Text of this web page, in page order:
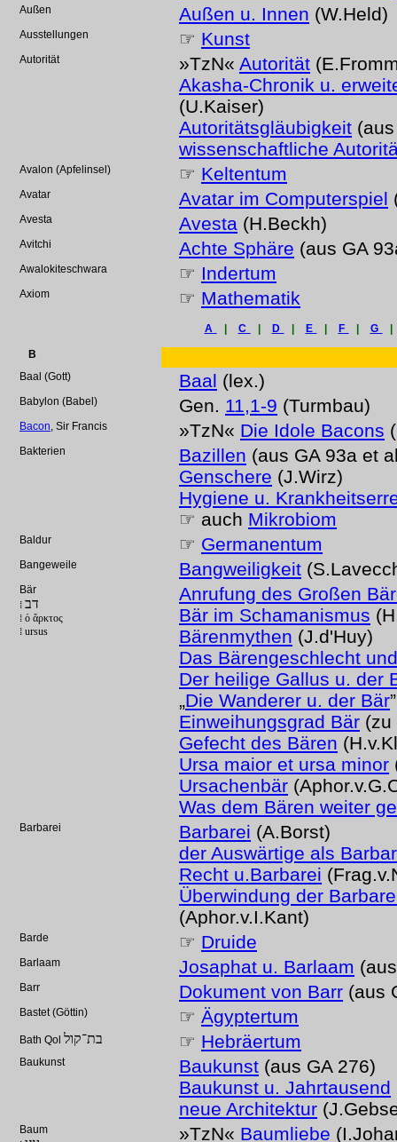
Außen Außen u. Innen (W.Held)
Ausstellungen ☞ Kunst
Autorität »TzN« Autorität
Akasha-Chronik u.
(U.Kaiser)
Autoritätsgläubigkeit
wissenschaftliche
Avalon (Apfelinsel) ☞ Keltentum
Avatar Avatar im Computerspiel
Avesta Avesta (H.Beckh)
Avitchi Achte Sphäre (aus GA
Awalokiteschwara ☞ Indertum
Axiom ☞ Mathematik
A C D E F G
B
Baal (Gott)
Baal (lex.)
Babylon (Babel) Gen. 11,1-9 (Turmbau)
Bacon, Sir Francis »TzN« Die Idole Bacons
Bakterien Bazillen (aus GA 93a et
Genschere (J.Wirz)
Hygiene u.
☞ auch Mikrobiom
Baldur ☞ Germanentum
Bangeweile Bangweiligkeit
Bär
⁞ דב
⁞ ὁ ἄρκτος
⁞ ursus
Anrufung des Großen
Bär im Schamanismus
Bärenmythen (J.d'Huy)
Das Bärengeschlecht
Der heilige Gallus u. der
„Die Wanderer u. der Bär
Einweihungsgrad Bär (zu
Gefecht des Bären
Ursa maior et ursa minor
Ursachenbär
Was dem Bären weiter
Barbarei Barbarei (A.Borst)
der Auswärtige als Barbar
Recht u.Barbarei
Überwindung der
(Aphor.v.I.Kant)
Barde ☞ Druide
Barlaam Josaphat u. Barlaam
Barr Dokument von Barr (aus
Bastet (Göttin) ☞ Ägyptertum
Bath Qol בת־קול ☞ Hebräertum
Baukunst Baukunst (aus GA 276)
Baukunst u. Jahrtausend
neue Architektur
Baum
»TzN« Baumliebe